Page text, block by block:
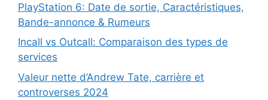
PlayStation 6: Date de sortie, Caractéristiques,
Bande-annonce & Rumeurs
Incall vs Outcall: Comparaison des types de
services
Valeur nette d’Andrew Tate, carrière et
controverses 2024